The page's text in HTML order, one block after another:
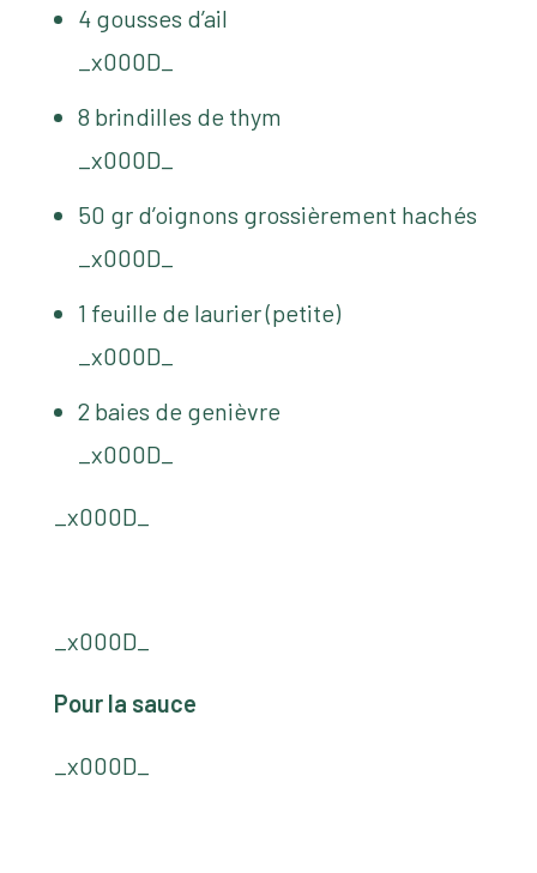
4 gousses d’ail
_x000D_
8 brindilles de thym
_x000D_
50 gr d’oignons grossièrement hachés
_x000D_
1 feuille de laurier (petite)
_x000D_
2 baies de genièvre
_x000D_
_x000D_
_x000D_
Pour la sauce
_x000D_